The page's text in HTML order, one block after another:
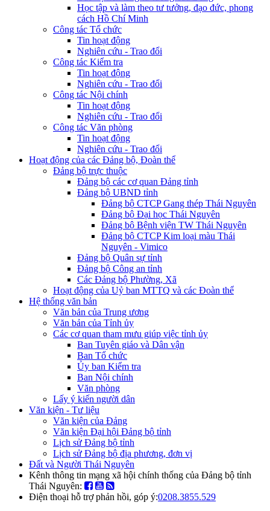
Học tập và làm theo tư tưởng, đạo đức, phong
cách Hồ Chí Minh
Công tác Tổ chức
Tin hoạt động
Nghiên cứu - Trao đổi
Công tác Kiểm tra
Tin hoạt động
Nghiên cứu - Trao đổi
Công tác Nội chính
Tin hoạt động
Nghiên cứu - Trao đổi
Công tác Văn phòng
Tin hoạt động
Nghiên cứu - Trao đổi
Hoạt động của các Đảng bộ, Đoàn thể
Đảng bộ trực thuộc
Đảng bộ các cơ quan Đảng tỉnh
Đảng bộ UBND tỉnh
Đảng bộ CTCP Gang thép Thái Nguyên
Đảng bộ Đại học Thái Nguyên
Đảng bộ Bệnh viện TW Thái Nguyên
Đảng bộ CTCP Kim loại màu Thái
Nguyên - Vimico
Đảng bộ Quân sự tỉnh
Đảng bộ Công an tỉnh
Các Đảng bộ Phường, Xã
Hoạt động của Uỷ ban MTTQ và các Đoàn thể
Hệ thống văn bản
Văn bản của Trung ương
Văn bản của Tỉnh ủy
Các cơ quan tham mưu giúp việc tỉnh ủy
Ban Tuyên giáo và Dân vận
Ban Tổ chức
Ủy ban Kiểm tra
Ban Nội chính
Văn phòng
Lấy ý kiến người dân
Văn kiện - Tư liệu
Văn kiện của Đảng
Văn kiện Đại hội Đảng bộ tỉnh
Lịch sử Đảng bộ tỉnh
Lịch sử Đảng bộ địa phương, đơn vị
Đất và Người Thái Nguyên
Kênh thông tin mạng xã hội chính thống của Đảng bộ tỉnh
Thái Nguyên:
Điện thoại hỗ trợ phản hồi, góp ý:0208.3855.529